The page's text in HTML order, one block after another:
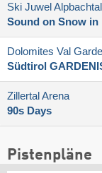
Ski Juwel
Sound on Snow in
Dolomites Val
Südtirol
Zillertal Arena
90s Days
Pistenpläne